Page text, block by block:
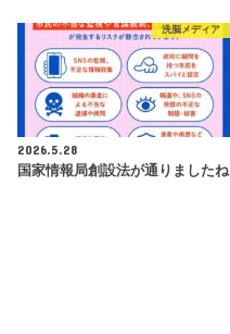
洗脳メディア
2026.5.28
国家情報局創設法が通りましたね